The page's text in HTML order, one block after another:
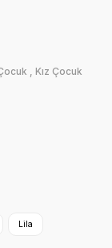
, Kız Çocuk
Lila